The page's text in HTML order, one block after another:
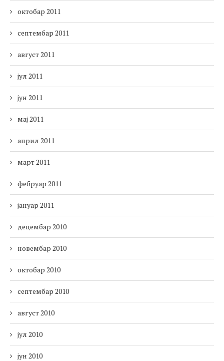
октобар 2011
септембар 2011
август 2011
јул 2011
јун 2011
мај 2011
април 2011
март 2011
фебруар 2011
јануар 2011
децембар 2010
новембар 2010
октобар 2010
септембар 2010
август 2010
јул 2010
јун 2010